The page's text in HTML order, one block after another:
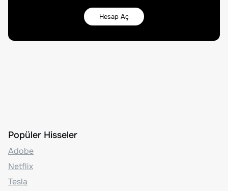
Hesap Aç
Popüler Hisseler
Adobe
Netflix
Tesla